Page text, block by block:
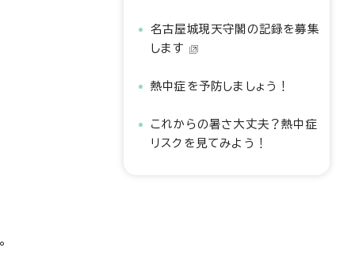
名古屋城現天守閣の記録を募集
します
熱中症を予防しましょう！
これからの暑さ大丈夫？熱中症
リスクを見てみよう！